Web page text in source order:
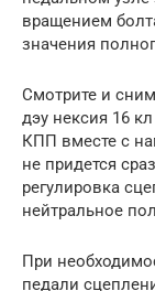
вращением
значения
Смотрите и
дэу нексия 16
КПП вместе с
не придется
регулировка
нейтральное
При
педали